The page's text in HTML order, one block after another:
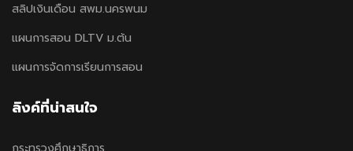
สลิปเงินเดือน สพม.นครพนม
แผนการสอน DLTV ม.ต้น
แผนการจัดการเรียนการสอน
ลิงค์ที่น่าสนใจ